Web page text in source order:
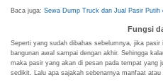
Baca juga: Sewa Dump Truck dan Jual Pasir Putih
Fungsi
Seperti yang sudah dibahas sebelumnya, jika
bangunan awal sampai dengan akhir. Sehingga
maka pasir yang akan di pesan pada tempat yang
sedikit. Lalu apa sajakah sebenarnya manfaat